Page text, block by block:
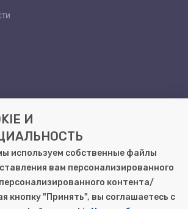
10А
И
используем собственные файлы
вам персонализированного
контента/
кнопку "Принять", вы соглашаетесь с